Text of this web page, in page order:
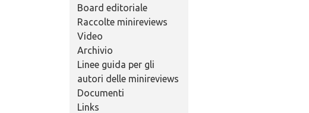
Board editoriale
Raccolte minireviews
Video
Archivio
Linee guida per gli
autori delle minireviews
Documenti
Links